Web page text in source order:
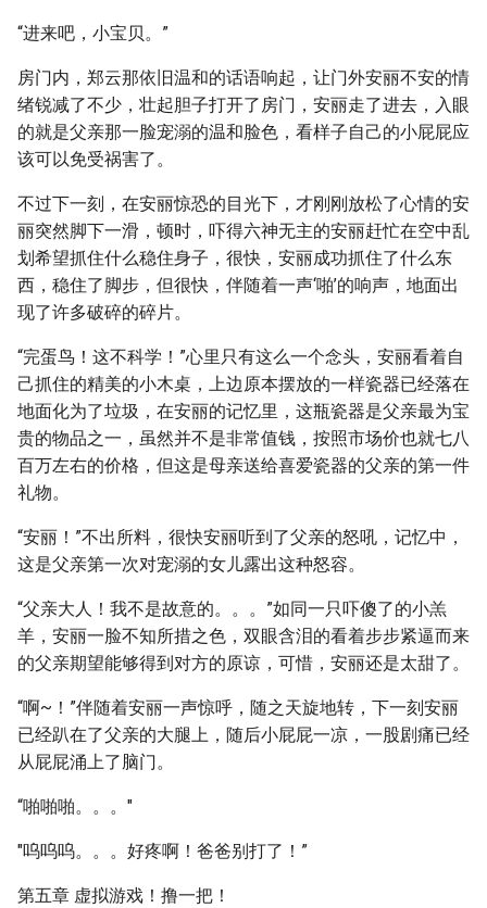
“进来吧，小宝贝。”
房门内，郑云那依旧温和的话语响起，让门外安丽不安的情
绪锐减了不少，壮起胆子打开了房门，安丽走了进去，入眼
的就是父亲那一脸宠溺的温和脸色，看样子自己的小屁屁应
该可以免受祸害了。
不过下一刻，在安丽惊恐的目光下，才刚刚放松了心情的安
丽突然脚下一滑，顿时，吓得六神无主的安丽赶忙在空中乱
划希望抓住什么稳住身子，很快，安丽成功抓住了什么东
西，稳住了脚步，但很快，伴随着一声‘啪’的响声，地面出
现了许多破碎的碎片。
“完蛋鸟！这不科学！”心里只有这么一个念头，安丽看着自
己抓住的精美的小木桌，上边原本摆放的一样瓷器已经落在
地面化为了垃圾，在安丽的记忆里，这瓶瓷器是父亲最为宝
贵的物品之一，虽然并不是非常值钱，按照市场价也就七八
百万左右的价格，但这是母亲送给喜爱瓷器的父亲的第一件
礼物。
“安丽！”不出所料，很快安丽听到了父亲的怒吼，记忆中，
这是父亲第一次对宠溺的女儿露出这种怒容。
“父亲大人！我不是故意的。。。”如同一只吓傻了的小羔
羊，安丽一脸不知所措之色，双眼含泪的看着步步紧逼而来
的父亲期望能够得到对方的原谅，可惜，安丽还是太甜了。
“啊~！”伴随着安丽一声惊呼，随之天旋地转，下一刻安丽
已经趴在了父亲的大腿上，随后小屁屁一凉，一股剧痛已经
从屁屁涌上了脑门。
“啪啪啪。。。"
"呜呜呜。。。好疼啊！爸爸别打了！”
第五章 虚拟游戏！撸一把！